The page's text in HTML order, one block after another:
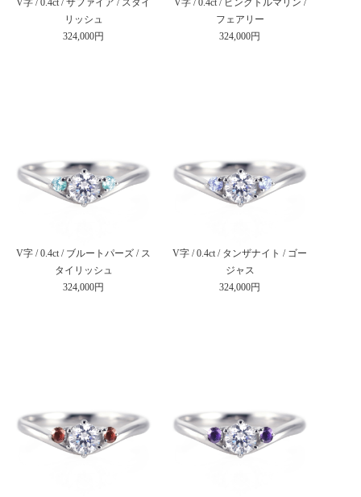
リッシュ
324,000円
フェアリー
324,000円
V字 / 0.4ct / ブルートパーズ / ス
タイリッシュ
324,000円
V字 / 0.4ct / タンザナイト / ゴー
ジャス
324,000円